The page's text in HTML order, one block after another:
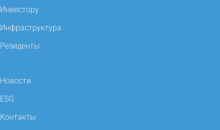
Инвестору
Инфраструктура
Резиденты
Новости
ESG
Контакты